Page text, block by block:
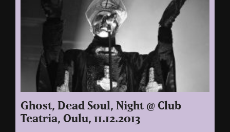
Ghost, Dead Soul, Night @ Club
Teatria, Oulu, 11.12.2013